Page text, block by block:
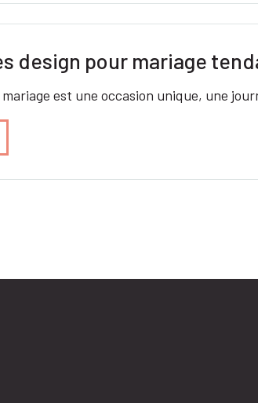
design pour mariage
est une occasion unique, une